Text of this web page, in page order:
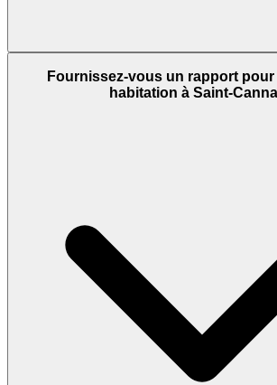
Fournissez-vous un rapport pour
habitation à Saint-